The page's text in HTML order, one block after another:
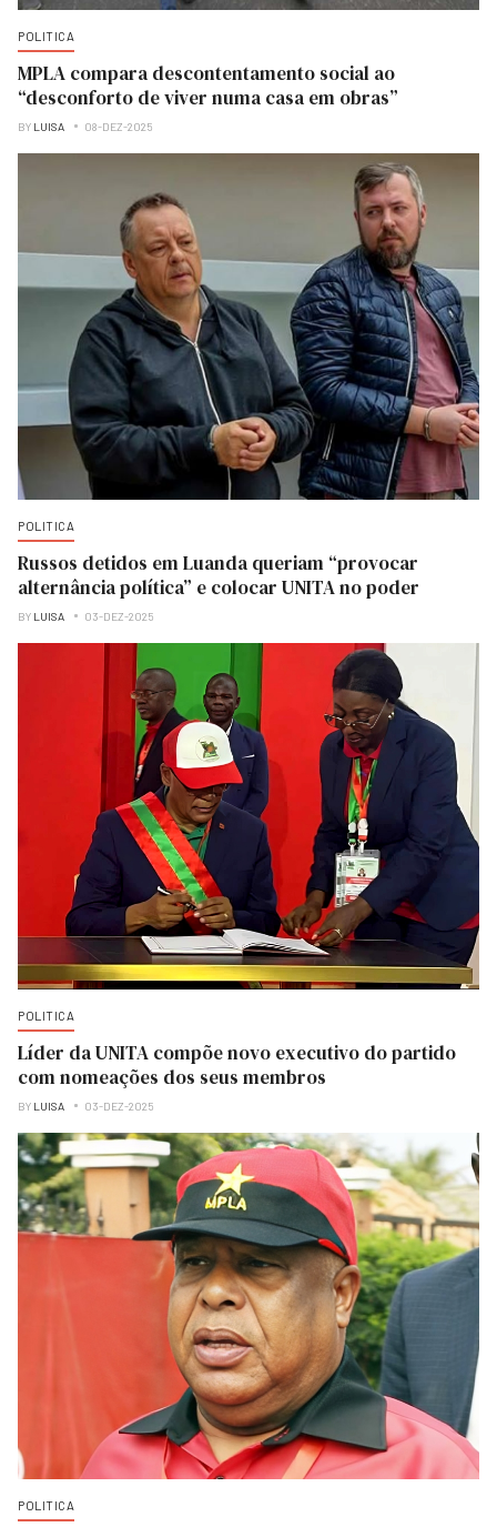
POLITICA
MPLA compara descontentamento social ao
“desconforto de viver numa casa em obras”
BY LUISA 08-DEZ-2025
POLITICA
Russos detidos em Luanda queriam “provocar
alternância política” e colocar UNITA no poder
BY LUISA 03-DEZ-2025
POLITICA
Líder da UNITA compõe novo executivo do partido
com nomeações dos seus membros
BY LUISA 03-DEZ-2025
POLITICA